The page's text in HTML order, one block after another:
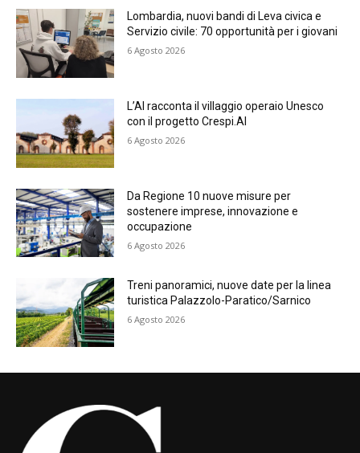
Lombardia, nuovi bandi di Leva civica e
Servizio civile: 70 opportunità per i giovani
6 Agosto 2026
L’AI racconta il villaggio operaio Unesco
con il progetto Crespi.AI
6 Agosto 2026
Da Regione 10 nuove misure per
sostenere imprese, innovazione e
occupazione
6 Agosto 2026
Treni panoramici, nuove date per la linea
turistica Palazzolo-Paratico/Sarnico
6 Agosto 2026